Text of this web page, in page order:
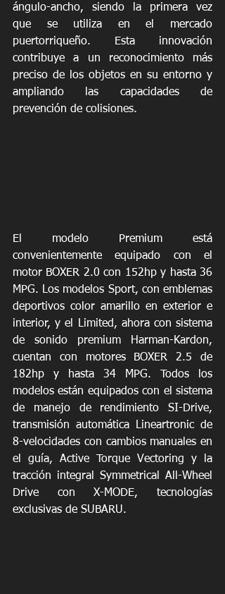
ángulo-ancho, siendo la primera vez
que se utiliza en el mercado
puertorriqueño. Esta innovación
contribuye a un reconocimiento más
preciso de los objetos en su entorno y
ampliando las capacidades de
prevención de colisiones.
El modelo Premium está
convenientemente equipado con el
motor BOXER 2.0 con 152hp y hasta 36
MPG. Los modelos Sport, con emblemas
deportivos color amarillo en exterior e
interior, y el Limited, ahora con sistema
de sonido premium Harman-Kardon,
cuentan con motores BOXER 2.5 de
182hp y hasta 34 MPG. Todos los
modelos están equipados con el sistema
de manejo de rendimiento SI-Drive,
transmisión automática Lineartronic de
8-velocidades con cambios manuales en
el guía, Active Torque Vectoring y la
tracción integral Symmetrical All-Wheel
Drive con X-MODE, tecnologías
exclusivas de SUBARU.